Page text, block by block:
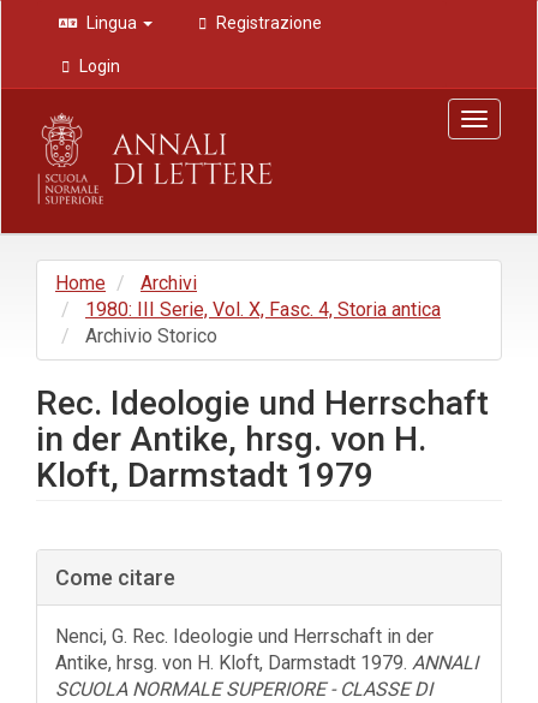
Navigazione
principale
Contenuto
principale
Barra
laterale
Lingua Registrazione
Login
Toggle
Home
Archivi
1980: III Serie, Vol. X, Fasc. 4, Storia antica
Archivio Storico
Rec. Ideologie und Herrschaft
in der Antike, hrsg. von H.
Kloft, Darmstadt 1979
Barra
laterale
dell'articolo
Come citare
Nenci, G. Rec. Ideologie und Herrschaft in der
Antike, hrsg. von H. Kloft, Darmstadt 1979. ANNALI
SCUOLA NORMALE SUPERIORE - CLASSE DI